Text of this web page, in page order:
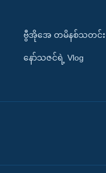
ဗွီအိုအေ တမိနစ်သတင်း
နော်သဇင်ရဲ့ Vlog